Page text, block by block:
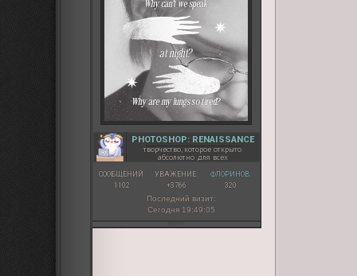
PHOTOSHOP: RENAISSANCE
творчество, которое открыто
абсолютно для всех
СООБЩЕНИЙ:
1102
УВАЖЕНИЕ:
+3766
ФЛОРИНОВ:
320
Последний визит:
Сегодня 19:49:05